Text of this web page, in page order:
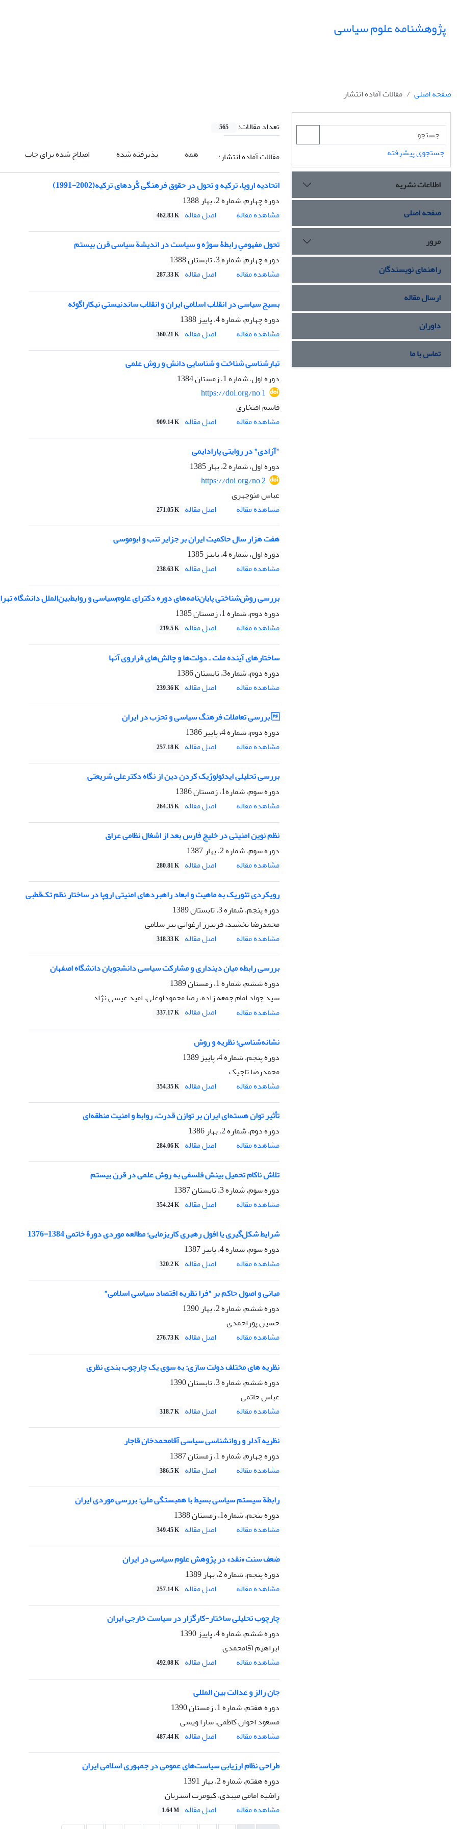
پژوهشنامه علوم سیاسی
صفحه اصلی مقالات آماده انتشار
تعداد مقالات: 565
مقالات آماده انتشار: همه پذیرفته شده اصلاح شده برای چاپ
اتحادیه اروپا، ترکیه و تحول در حقوق فرهنگی کُردهای ترکیه(2002-1991)
دوره چهارم، شماره 2، بهار 1388
مشاهده مقاله
اصل مقاله 462.83 K
تحول مفهومیِ رابطۀ سوژه و سیاست در اندیشة سیاسی قرن بیستم
دوره چهارم، شماره 3، تابستان 1388
مشاهده مقاله
اصل مقاله 287.33 K
بسیج سیاسی در انقلاب اسلامی ایران و انقلاب ساندنیستی نیکاراگوئه
دوره چهارم، شماره 4، پاییز 1388
مشاهده مقاله
اصل مقاله 360.21 K
تبار‌شناسی شناخت و شناسایی دانش و روش علمی
دوره اول، شماره 1، زمستان 1384
https://doi.org/no 1
قاسم افتخاری
مشاهده مقاله
اصل مقاله 909.14 K
"آزادی" در روایتی پارادایمی
دوره اول، شماره 2، بهار 1385
https://doi.org/no 2
عباس منوچهری
مشاهده مقاله
اصل مقاله 271.05 K
هفت هزار سال حاکمیت ایران بر جزایر تنب و ابوموسی
دوره اول، شماره 4، پاییز 1385
مشاهده مقاله
اصل مقاله 238.63 K
بررسی روش‌شناختی پایان‌نامه‌های دوره دکترای علوم‌سیاسی و روابط‌بین‌الملل دانشگاه
دوره دوم، شماره 1، زمستان 1385
مشاهده مقاله
اصل مقاله 219.5 K
ساختارهای آینده ملت ـ دولت‌ها و چالش‌های فراروی آنها
دوره دوم، شماره3، تابستان 1386
مشاهده مقاله
اصل مقاله 239.36 K
بررسی تعاملات فرهنگ سیاسی و تحزب در ایران
دوره دوم، شماره 4، پاییز 1386
مشاهده مقاله
اصل مقاله 257.18 K
بررسی تحلیلی ایدئولوژیک کردن دین از نگاه دکترعلی شریعتی
دوره سوم، شماره1، زمستان 1386
مشاهده مقاله
اصل مقاله 264.35 K
نظم نوین امنیتی در خلیج فارس بعد از اشغال نظامی عراق
دوره سوم، شماره 2، بهار 1387
مشاهده مقاله
اصل مقاله 280.81 K
رویکردی تئوریک به ماهیت و ابعاد راهبردهای امنیتی اروپا در ساختار نظم تک‌قطبی
دوره پنجم، شماره 3، تابستان 1389
محمدرضا تخشید، فریبرز ارغوانی پیر سلامی
مشاهده مقاله
اصل مقاله 318.33 K
بررسی رابطه میان دینداری و مشارکت سیاسی دانشجویان دانشگاه اصفهان
دوره ششم، شماره 1، زمستان 1389
سید جواد امام جمعه زاده، رضا محموداوغلی، امید عیسی نژاد
مشاهده مقاله
اصل مقاله 337.17 K
نشانه‌شناسی؛ نظریه و روش
دوره پنجم، شماره 4، پاییز 1389
محمدرضا تاجیک
مشاهده مقاله
اصل مقاله 354.35 K
تأثیر توان هسته‌ای ایران بر توازن قدرت، روابط و امنیت منطقه‌ای
دوره دوم، شماره 2، بهار 1386
مشاهده مقاله
اصل مقاله 284.06 K
تلاش ناکام تحمیل بینش فلسفی به روش علمی در قرن بیستم
دوره سوم، شماره 3، تابستان 1387
مشاهده مقاله
اصل مقاله 354.24 K
شرایط شکل‌گیری یا افول رهبری کاریزمایی؛ مطالعه موردی دورۀ خاتمی 1384-1376
دوره سوم، شماره 4، پاییز 1387
مشاهده مقاله
اصل مقاله 320.2 K
مبانی و اصول حاکم بر "فرا نظریه اقتصاد سیاسی اسلامی"
دوره ششم، شماره 2، بهار 1390
حسین پوراحمدی
مشاهده مقاله
اصل مقاله 276.73 K
نظریه های مختلف دولت سازی: به سوی یک چارچوب بندی نظری
دوره ششم، شماره 3، تابستان 1390
عباس حاتمی
مشاهده مقاله
اصل مقاله 318.7 K
نظریه آدلر و روان‏شناسی سیاسی آقامحمدخان قاجار
دوره چهارم، شماره 1، زمستان 1387
مشاهده مقاله
اصل مقاله 386.5 K
رابطة سیستم سیاسی بسیط با همبستگی ملی: بررسی موردی ایران
دوره پنجم، شماره1، زمستان 1388
مشاهده مقاله
اصل مقاله 349.45 K
ضعف سنت «نقد» در پژوهش علوم سیاسی در ایران
دوره پنجم، شماره 2، بهار 1389
مشاهده مقاله
اصل مقاله 257.14 K
چارچوب تحلیلی ساختار-کارگزار در سیاست خارجی ایران
دوره ششم، َشماره 4، پاییز 1390
ابراهیم آقامحمدی
مشاهده مقاله
اصل مقاله 492.08 K
جان رالز و عدالت بین المللی
دوره هفتم، شماره 1، زمستان 1390
مسعود اخوان کاظمی، سارا ویسی
مشاهده مقاله
اصل مقاله 487.44 K
طراحی نظام ارزیابی سیاست‌های عمومی در جمهوری اسلامی ایران
دوره هفتم، شماره 2، بهار 1391
راضیه امامی میبدی، کیومرث اشتریان
مشاهده مقاله
اصل مقاله 1.64 M
جستجوی پیشرفته
اطلاعات نشریه
صفحه اصلی
مرور
راهنمای نویسندگان
ارسال مقاله
داوران
تماس با ما